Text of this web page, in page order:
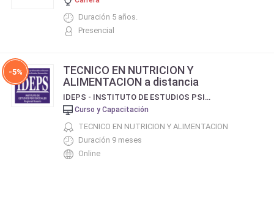
Duración 5 años.
Presencial
-5%
TECNICO EN NUTRICION Y
ALIMENTACION a distancia
IDEPS - INSTITUTO DE ESTUDIOS PSICOSOCIALES (REGIONAL ROSARIO)
Curso y Capacitación
TECNICO EN NUTRICION Y ALIMENTACION
Duración 9 meses
Online